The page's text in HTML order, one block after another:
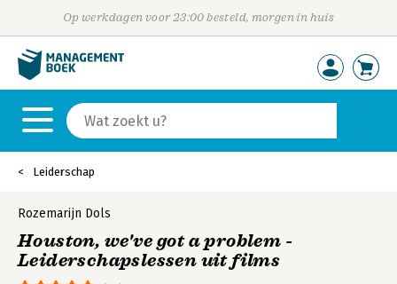
Op werkdagen voor 23:00 besteld, morgen in huis
Leiderschap
Rozemarijn Dols
Houston, we've got a problem -
Leiderschapslessen uit films